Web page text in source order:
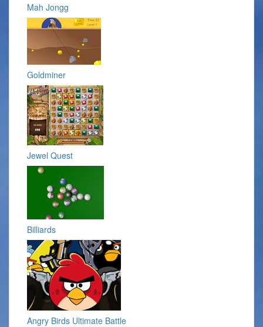
Mah Jongg
Goldminer
Jewel Quest
Billiards
Angry Birds Ultimate Battle